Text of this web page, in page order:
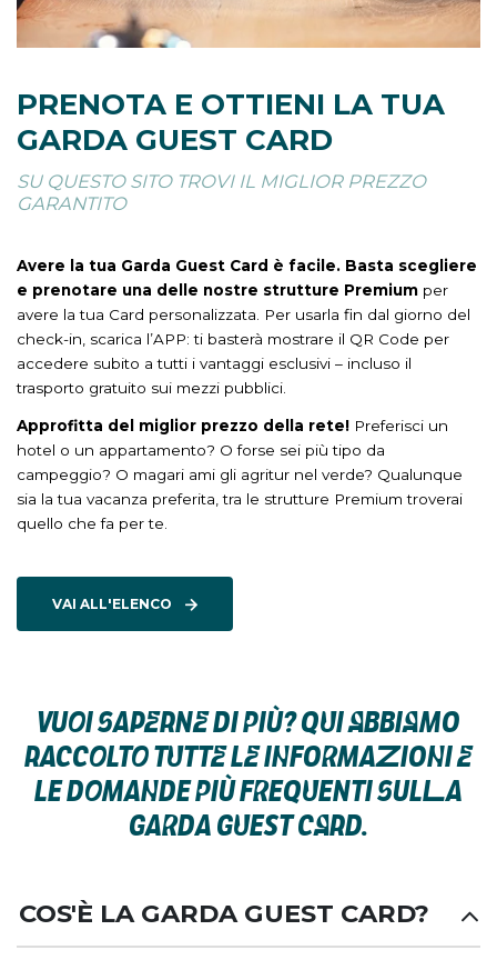
PRENOTA E OTTIENI LA TUA
GARDA GUEST CARD
SU QUESTO SITO TROVI IL MIGLIOR PREZZO
GARANTITO
Avere la tua Garda Guest Card è facile. Basta scegliere
e prenotare una delle nostre strutture Premium per
avere la tua Card personalizzata. Per usarla fin dal giorno del
check-in, scarica l’APP: ti basterà mostrare il QR Code per
accedere subito a tutti i vantaggi esclusivi – incluso il
trasporto gratuito sui mezzi pubblici.
Approfitta del miglior prezzo della rete! Preferisci un
hotel o un appartamento? O forse sei più tipo da
campeggio? O magari ami gli agritur nel verde? Qualunque
sia la tua vacanza preferita, tra le strutture Premium troverai
quello che fa per te.
VAI ALL'ELENCO
VUOI SAPERNE DI PIÙ? QUI ABBIAMO
RACCOLTO TUTTE LE INFORMAZIONI E
LE DOMANDE PIÙ FREQUENTI SULLA
GARDA GUEST CARD.
COS'È LA GARDA GUEST CARD?